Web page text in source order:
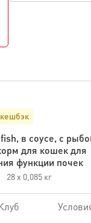
в соусе, с
для кошек для
функции почек
28 х 0,085 кг